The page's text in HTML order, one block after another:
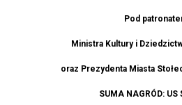
Pod
Ministra Kultury i
oraz Prezydenta Miasta
SUMA NAGRÓD: US